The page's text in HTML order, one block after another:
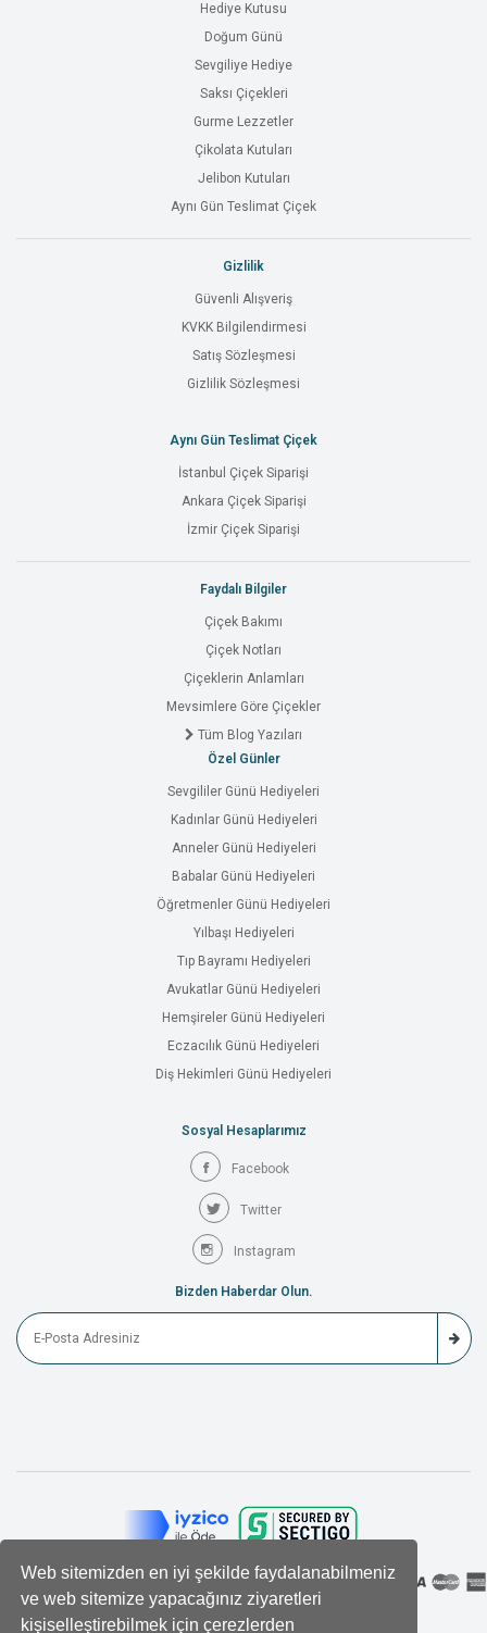
Web sitemizden en iyi şekilde faydalanabilmeniz
ve web sitemize yapacağınız ziyaretleri
kişiselleştirebilmek için çerezlerden
Hediye Kutusu
Doğum Günü
Sevgiliye Hediye
Saksı Çiçekleri
Gurme Lezzetler
Çikolata Kutuları
Jelibon Kutuları
Aynı Gün Teslimat Çiçek
Gizlilik
Güvenli Alışveriş
KVKK Bilgilendirmesi
Satış Sözleşmesi
Gizlilik Sözleşmesi
Aynı Gün Teslimat Çiçek
İstanbul Çiçek Siparişi
Ankara Çiçek Siparişi
İzmir Çiçek Siparişi
Faydalı Bilgiler
Çiçek Bakımı
Çiçek Notları
Çiçeklerin Anlamları
Mevsimlere Göre Çiçekler
Tüm Blog Yazıları
Özel Günler
Sevgililer Günü Hediyeleri
Kadınlar Günü Hediyeleri
Anneler Günü Hediyeleri
Babalar Günü Hediyeleri
Öğretmenler Günü Hediyeleri
Yılbaşı Hediyeleri
Tıp Bayramı Hediyeleri
Avukatlar Günü Hediyeleri
Hemşireler Günü Hediyeleri
Eczacılık Günü Hediyeleri
Diş Hekimleri Günü Hediyeleri
Sosyal Hesaplarımız
Facebook
Twitter
Instagram
Bizden Haberdar Olun.